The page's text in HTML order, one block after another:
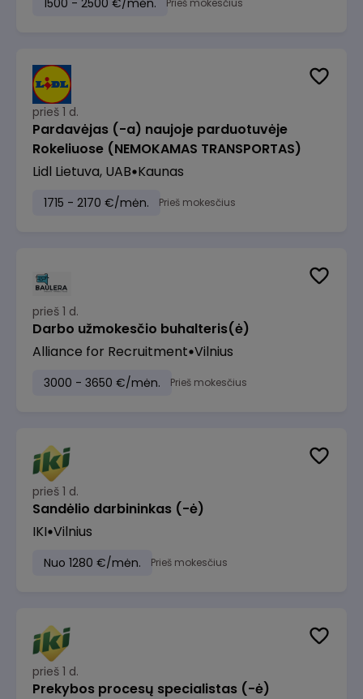
1500 - 2500 €/mėn. Prieš mokesčius
prieš 1 d.
Pardavėjas (-a) naujoje parduotuvėje
Rokeliuose (NEMOKAMAS TRANSPORTAS)
Lidl Lietuva, UAB Kaunas
1715 - 2170 €/mėn. Prieš mokesčius
prieš 1 d.
Darbo užmokesčio buhalteris(ė)
Alliance for Recruitment Vilnius
3000 - 3650 €/mėn. Prieš mokesčius
prieš 1 d.
Sandėlio darbininkas (-ė)
IKI Vilnius
Nuo 1280 €/mėn. Prieš mokesčius
prieš 1 d.
Prekybos procesų specialistas (-ė)